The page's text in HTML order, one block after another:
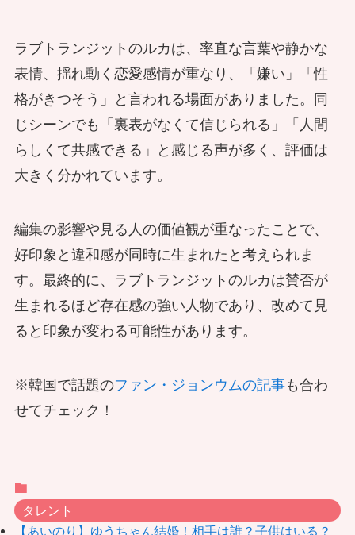
ラブトランジットのルカは、率直な言葉や静かな
表情、揺れ動く恋愛感情が重なり、「嫌い」「性
格がきつそう」と言われる場面がありました。同
じシーンでも「裏表がなくて信じられる」「人間
らしくて共感できる」と感じる声が多く、評価は
大きく分かれています。
編集の影響や見る人の価値観が重なったことで、
好印象と違和感が同時に生まれたと考えられま
す。最終的に、ラブトランジットのルカは賛否が
生まれるほど存在感の強い人物であり、改めて見
ると印象が変わる可能性があります。
※韓国で話題のファン・ジョンウムの記事も合わ
せてチェック！
タレント
【あいのり】ゆうちゃん結婚！相手は誰？子供はいる？